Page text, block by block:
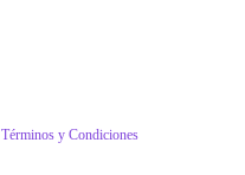
Términos y Condiciones